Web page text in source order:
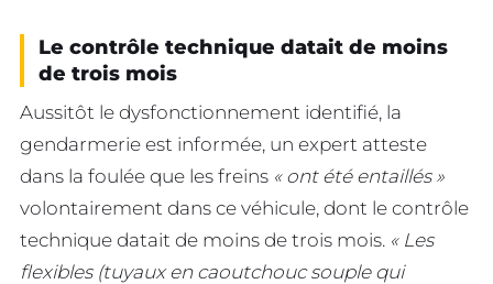
Le contrôle technique datait de moins
de trois mois
Aussitôt le dysfonctionnement identifié, la
gendarmerie est informée, un expert atteste
dans la foulée que les freins « ont été entaillés »
volontairement dans ce véhicule, dont le contrôle
technique datait de moins de trois mois. « Les
flexibles (tuyaux en caoutchouc souplequi